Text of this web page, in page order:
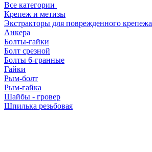
Все категории
Крепеж и метизы
Экстракторы для поврежденного крепежа
Анкера
Болты-гайки
Болт срезной
Болты 6-гранные
Гайки
Рым-болт
Рым-гайка
Шайбы - гровер
Шпилька резьбовая